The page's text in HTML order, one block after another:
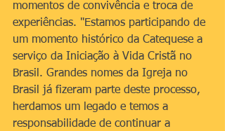
momentos de convivência e troca de
experiências. "Estamos participando de
um momento histórico da Catequese a
serviço da Iniciação à Vida Cristã no
Brasil. Grandes nomes da Igreja no
Brasil já fizeram parte deste processo,
herdamos um legado e temos a
responsabilidade de continuar a